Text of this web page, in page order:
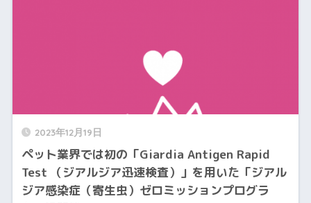
2023年12月19日
ペット業界では初の「Giardia Antigen Rapid
Test （ジアルジア迅速検査）」を用いた「ジアル
ジア感染症（寄生虫）ゼロミッションプログラ